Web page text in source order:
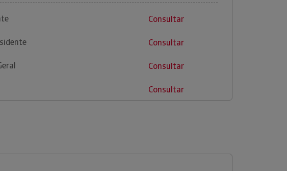
Consultar
Consultar
Consultar
Consultar